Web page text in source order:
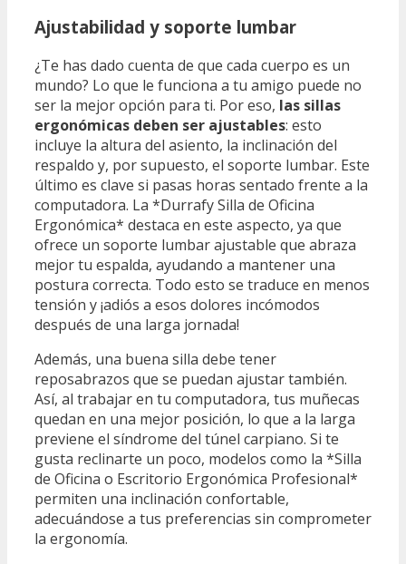
Ajustabilidad y soporte lumbar
¿Te has dado cuenta de que cada cuerpo es un
mundo? Lo que le funciona a tu amigo puede no
ser la mejor opción para ti. Por eso, las sillas
ergonómicas deben ser ajustables: esto
incluye la altura del asiento, la inclinación del
respaldo y, por supuesto, el soporte lumbar. Este
último es clave si pasas horas sentado frente a la
computadora. La *Durrafy Silla de Oficina
Ergonómica* destaca en este aspecto, ya que
ofrece un soporte lumbar ajustable que abraza
mejor tu espalda, ayudando a mantener una
postura correcta. Todo esto se traduce en menos
tensión y ¡adiós a esos dolores incómodos
después de una larga jornada!
Además, una buena silla debe tener
reposabrazos que se puedan ajustar también.
Así, al trabajar en tu computadora, tus muñecas
quedan en una mejor posición, lo que a la larga
previene el síndrome del túnel carpiano. Si te
gusta reclinarte un poco, modelos como la *Silla
de Oficina o Escritorio Ergonómica Profesional*
permiten una inclinación confortable,
adecuándose a tus preferencias sin comprometer
la ergonomía.